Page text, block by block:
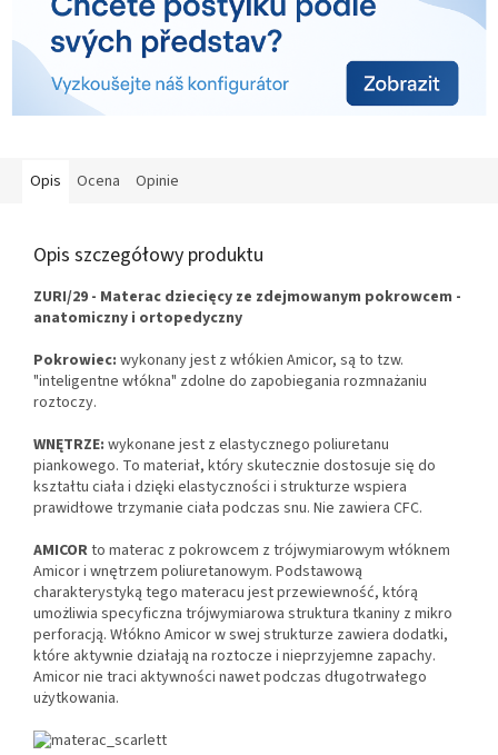
Opis Ocena Opinie
Opis szczegółowy produktu
ZURI/29 - Materac dziecięcy ze zdejmowanym pokrowcem -
anatomiczny i ortopedyczny
Pokrowiec: wykonany jest z włókien Amicor, są to tzw.
"inteligentne włókna" zdolne do zapobiegania rozmnażaniu
roztoczy.
WNĘTRZE: wykonane jest z elastycznego poliuretanu
piankowego. To materiał, który skutecznie dostosuje się do
kształtu ciała i dzięki elastyczności i strukturze wspiera
prawidłowe trzymanie ciała podczas snu. Nie zawiera CFC.
AMICORto materac z pokrowcem z trójwymiarowym włóknem
Amicor i wnętrzem poliuretanowym. Podstawową
charakterystyką tego materacu jest przewiewność, którą
umożliwia specyficzna trójwymiarowa struktura tkaniny z mikro
perforacją. Włókno Amicor w swej strukturze zawiera dodatki,
które aktywnie działają na roztocze i nieprzyjemne zapachy.
Amicor nie traci aktywności nawet podczas długotrwałego
użytkowania.